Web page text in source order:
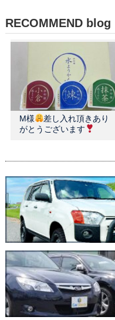
RECOMMEND blog
M様
差し入れ頂きあり
がとうございます